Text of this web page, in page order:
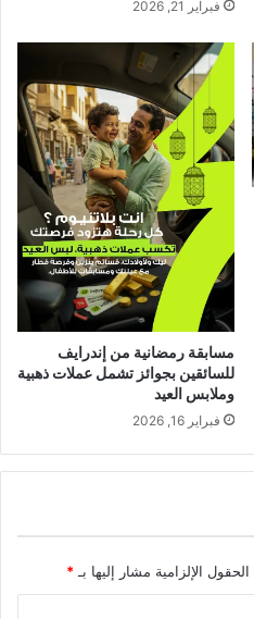
فبراير 21, 2026
مسابقة رمضانية من إندرايف
للسائقين بجوائز تشمل عملات ذهبية
وملابس العيد
فبراير 16, 2026
الحقول الإلزامية مشار إليها بـ *